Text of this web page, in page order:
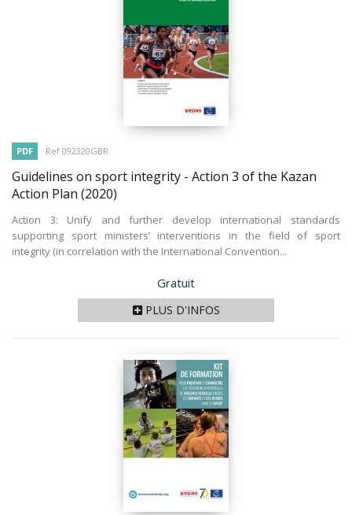
PDF Ref 092320GBR
Guidelines on sport integrity - Action 3 of the Kazan
Action Plan (2020)
Action 3: Unify and further develop international standards
supporting sport ministers’ interventions in the field of sport
integrity (in correlation with the International Convention...
Prix
Gratuit
PLUS D'INFOS